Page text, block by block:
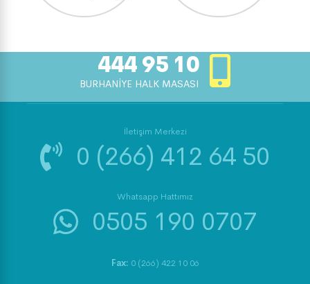
444 95 10
BURHANİYE HALK MASASI
İletişim Merkezi
0 (266) 412 64 50
Whatsapp Hattımız
0505 190 0707
Fax: 0 (266) 422 10 06